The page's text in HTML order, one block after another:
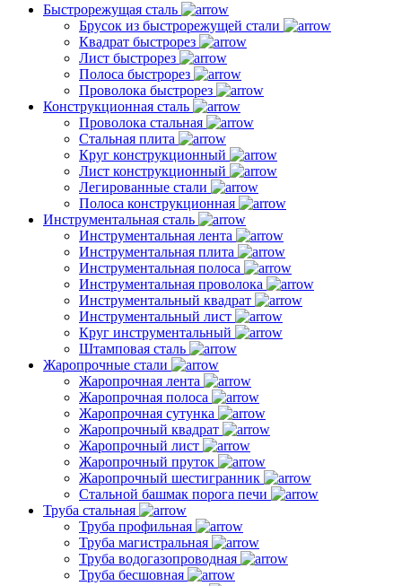
Быстрорежущая сталь
Брусок из быстрорежущей стали
Квадрат быстрорез
Лист быстрорез
Полоса быстрорез
Проволока быстрорез
Конструкционная сталь
Проволока стальная
Стальная плита
Круг конструкционный
Лист конструкционный
Легированные стали
Полоса конструкционная
Инструментальная сталь
Инструментальная лента
Инструментальная плита
Инструментальная полоса
Инструментальная проволока
Инструментальный квадрат
Инструментальный лист
Круг инструментальный
Штамповая сталь
Жаропрочные стали
Жаропрочная лента
Жаропрочная полоса
Жаропрочная сутунка
Жаропрочный квадрат
Жаропрочный лист
Жаропрочный пруток
Жаропрочный шестигранник
Стальной башмак порога печи
Труба стальная
Труба профильная
Труба магистральная
Труба водогазопроводная
Труба бесшовная